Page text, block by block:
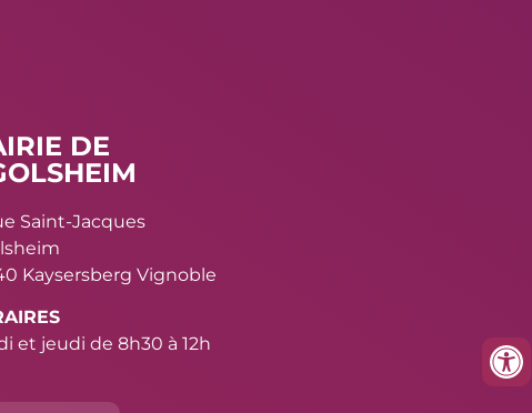
DE
Saint-Jacques
Kaysersberg Vignoble
et jeudi de 8h30 à 12h